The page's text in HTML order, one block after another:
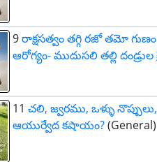
9రాక్షసత్వం తగ్గి రజో తమో
ఆరోగ్యం- ముదుసలి తల్లి దండ్రుల
11 చలి, జ్వరము, ఒళ్ళు
ఆయుర్వేద కషాయం?(General)